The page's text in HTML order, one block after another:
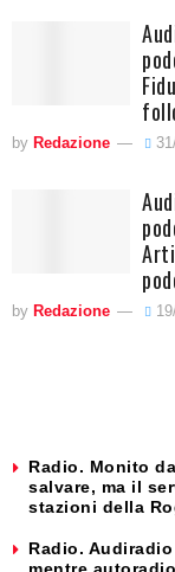
by Redazione
by Redazione
Radio. Monito
salvare, ma il
stazioni della
Radio.
mentre